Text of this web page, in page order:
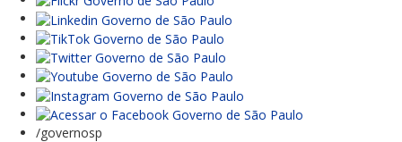
/governosp